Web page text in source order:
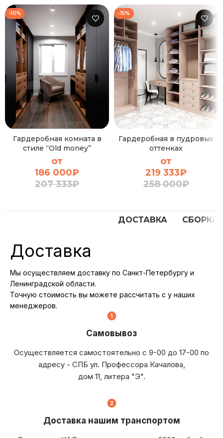
-10%
Гардеробная комната в
стиле “Old money”
от
186 000₽
207 333₽
-15%
Гардеробная в пудровых
оттенках
от
219 333₽
258 000₽
ДОСТАВКА СБОРКА
Доставка
Мы осуществляем доставку по Санкт-Петербургу и
Ленинградской области.
Точную стоимость вы можете рассчитать с у наших
менеджеров.
Самовывоз
Осуществляется самостоятельно с 9-00 до 17-00 по
адресу - СПБ ул. Профессора Качалова,
дом 11, литера "Э".
Доставка нашим транспортом